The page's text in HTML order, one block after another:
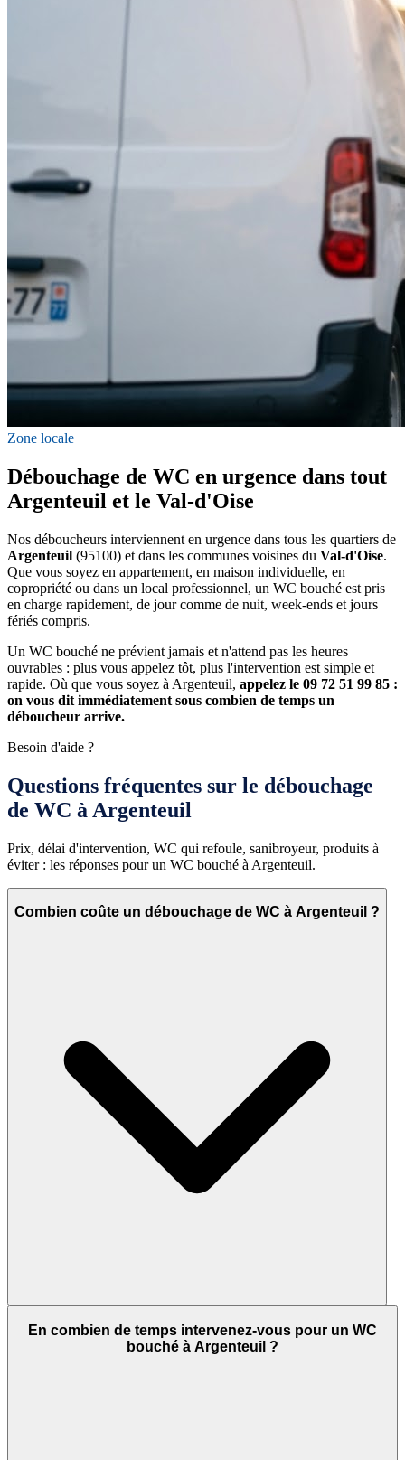
Zone locale
Débouchage de WC en urgence dans tout
Argenteuil et le Val-d'Oise
Nos déboucheurs interviennent en urgence dans tous les quartiers de
Argenteuil (95100) et dans les communes voisines du Val-d'Oise.
Que vous soyez en appartement, en maison individuelle, en
copropriété ou dans un local professionnel, un WC bouché est pris
en charge rapidement, de jour comme de nuit, week-ends et jours
fériés compris.
Un WC bouché ne prévient jamais et n'attend pas les heures
ouvrables : plus vous appelez tôt, plus l'intervention est simple et
rapide. Où que vous soyez à Argenteuil, appelez le 09 72 51 99 85 :
on vous dit immédiatement sous combien de temps un
déboucheur arrive.
Besoin d'aide ?
Questions fréquentes sur le débouchage
de WC à Argenteuil
Prix, délai d'intervention, WC qui refoule, sanibroyeur, produits à
éviter : les réponses pour un WC bouché à Argenteuil.
Combien coûte un débouchage de WC à Argenteuil ?
En combien de temps intervenez-vous pour un WC
bouché à Argenteuil ?